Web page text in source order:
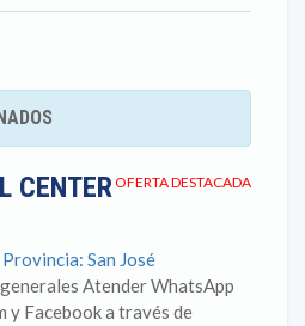
OFERTA DESTACADA
CENTER
San José
Atender WhatsApp
y Facebook a través de